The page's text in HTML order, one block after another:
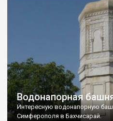
Водонапорная
Интересную водонапорную
Симферополя в Бахчисарай.